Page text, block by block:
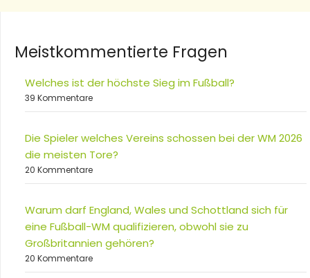
Meistkommentierte Fragen
Welches ist der höchste Sieg im Fußball?
39 Kommentare
Die Spieler welches Vereins schossen bei der WM 2026
die meisten Tore?
20 Kommentare
Warum darf England, Wales und Schottland sich für
eine Fußball-WM qualifizieren, obwohl sie zu
Großbritannien gehören?
20 Kommentare